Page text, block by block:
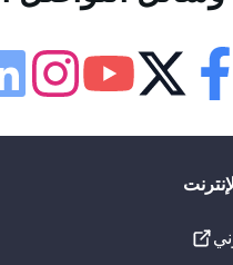
إمكانية الوصول
المرئية